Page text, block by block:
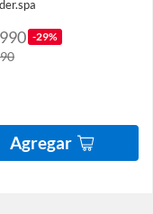
-29%
Agregar